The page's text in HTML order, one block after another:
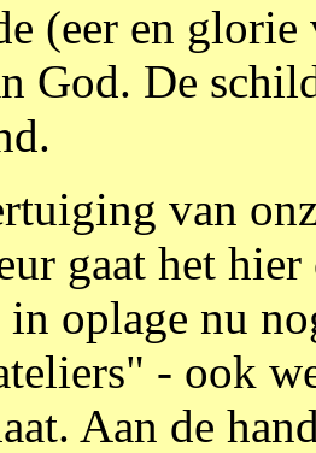
(eer en glorie
God. De
van
gaat het
in oplage nu
- ook
Aan de